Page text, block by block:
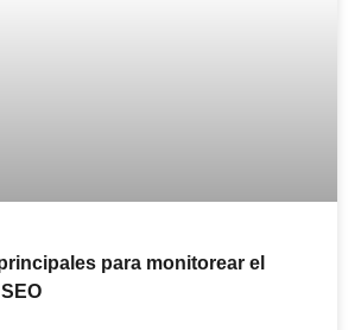
para monitorear el